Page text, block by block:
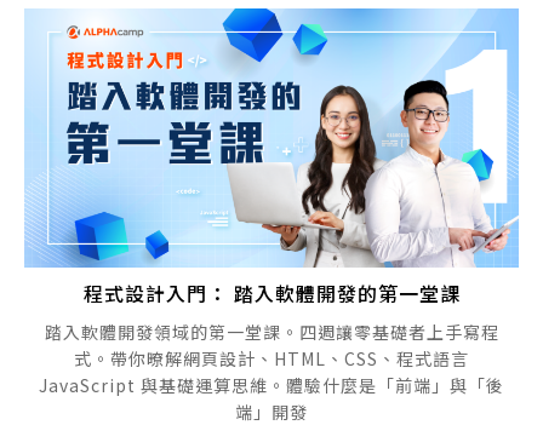
程式設計入門： 踏入軟體開發的第一堂課
踏入軟體開發領域的第一堂課。四週讓零基礎者上手寫程
式。帶你暸解網頁設計、HTML、CSS、程式語言
JavaScript 與基礎運算思維。體驗什麼是「前端」與「後
端」開發